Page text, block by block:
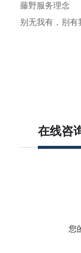
藤野服务理念
别无我有，别
在线咨
您